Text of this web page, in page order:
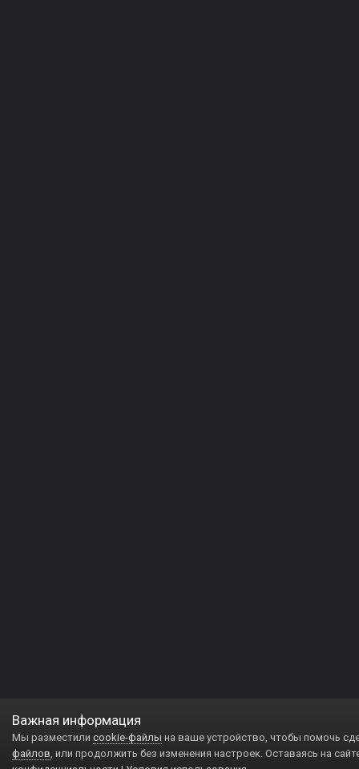
Важная информация
Мы разместили cookie-файлы на ваше устройство, чтобы помочь
файлов, или продолжить без изменения настроек. Оставаясь на